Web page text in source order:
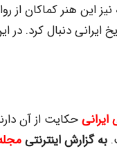
این هنر کماکان از
دنبال کرد. در
حکایت از آن
به گزارش اینترنتی